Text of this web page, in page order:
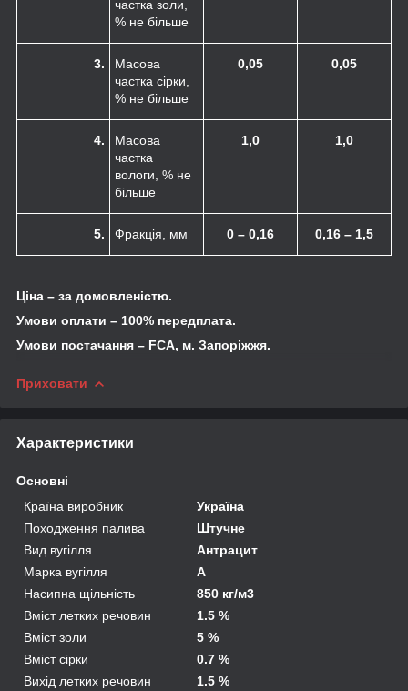
частка золи,
% не більше
3.
Масова
частка сірки,
% не більше
0,05 0,05
4.
Масова
частка
вологи, % не
більше
1,0 1,0
5. Фракція, мм 0 – 0,16 0,16 – 1,5
Ціна – за домовленістю.
Умови оплати – 100% передплата.
Умови постачання – FCA, м. Запоріжжя.
Приховати
Характеристики
Основні
Країна виробник
Україна
Походження палива
Штучне
Вид вугілля
Антрацит
Марка вугілля
А
Насипна щільність
850 кг/м3
Вміст летких речовин
1.5 %
Вміст золи
5 %
Вміст сірки
0.7 %
Вихід летких речовин
1.5 %